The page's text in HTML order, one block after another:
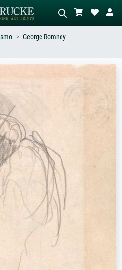
astratto con molto rosso, dipinto a
olio scuro, nudo in piedi vicino a un
George Romney